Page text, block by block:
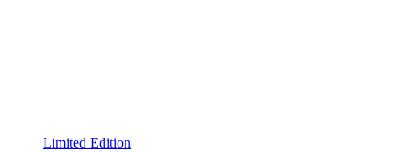
Limited Edition